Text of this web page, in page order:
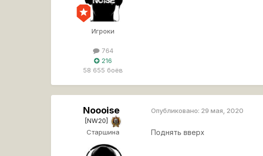
Игроки
764
216
58 655 боёв
Noooise
[NW20]
Старшина
Опубликовано: 29 мая, 2020
Поднять вверх